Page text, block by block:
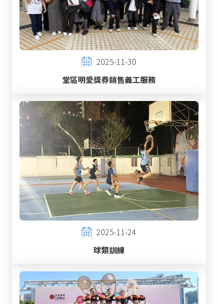
2025-11-30
堂區明愛獎券銷售義工服務
2025-11-24
球類訓練